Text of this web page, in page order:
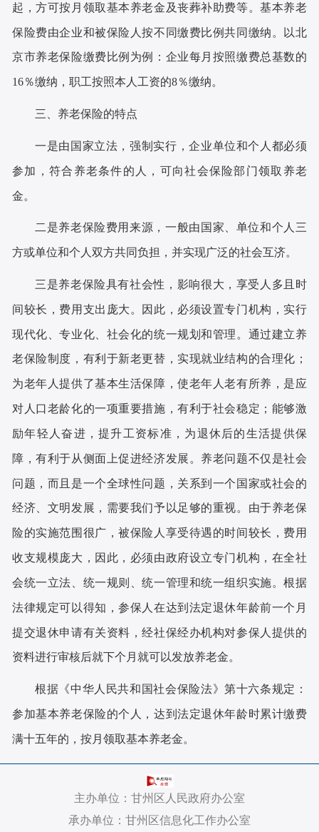
起，方可按月领取基本养老金及丧葬补助费等。基本养老
保险费由企业和被保险人按不同缴费比例共同缴纳。以北
京市养老保险缴费比例为例：企业每月按照缴费总基数的
16％缴纳，职工按照本人工资的8％缴纳。
三、养老保险的特点
一是由国家立法，强制实行，企业单位和个人都必须
参加，符合养老条件的人，可向社会保险部门领取养老
金。
二是养老保险费用来源，一般由国家、单位和个人三
方或单位和个人双方共同负担，并实现广泛的社会互济。
三是养老保险具有社会性，影响很大，享受人多且时
间较长，费用支出庞大。因此，必须设置专门机构，实行
现代化、专业化、社会化的统一规划和管理。通过建立养
老保险制度，有利于新老更替，实现就业结构的合理化；
为老年人提供了基本生活保障，使老年人老有所养，是应
对人口老龄化的一项重要措施，有利于社会稳定；能够激
励年轻人奋进，提升工资标准，为退休后的生活提供保
障，有利于从侧面上促进经济发展。养老问题不仅是社会
问题，而且是一个全球性问题，关系到一个国家或社会的
经济、文明发展，需要我们予以足够的重视。由于养老保
险的实施范围很广，被保险人享受待遇的时间较长，费用
收支规模庞大，因此，必须由政府设立专门机构，在全社
会统一立法、统一规则、统一管理和统一组织实施。根据
法律规定可以得知，参保人在达到法定退休年龄前一个月
提交退休申请有关资料，经社保经办机构对参保人提供的
资料进行审核后就下个月就可以发放养老金。
根据《中华人民共和国社会保险法》第十六条规定：
参加基本养老保险的个人，达到法定退休年龄时累计缴费
满十五年的，按月领取基本养老金。
主办单位：甘州区人民政府办公室
承办单位：甘州区信息化工作办公室